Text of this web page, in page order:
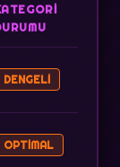
DENGELI
OPTIMAL